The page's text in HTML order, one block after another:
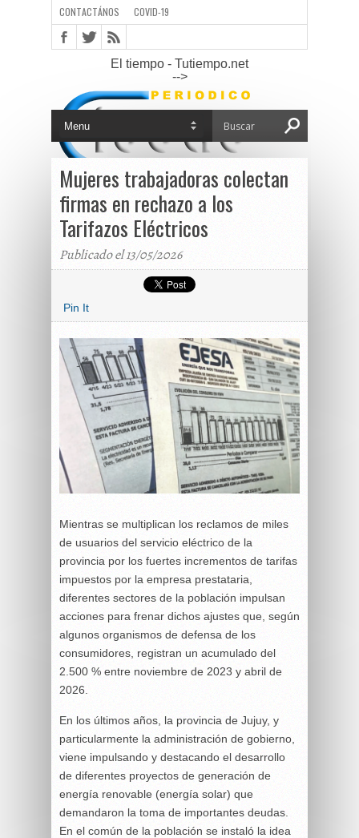
CONTACTÁNOS COVID-19
El tiempo - Tutiempo.net
-->
Mujeres trabajadoras colectan
firmas en rechazo a los
Tarifazos Eléctricos
Publicado el 13/05/2026
Pin It
Mientras se multiplican los reclamos de miles
de usuarios del servicio eléctrico de la
provincia por los fuertes incrementos de tarifas
impuestos por la empresa prestataria,
diferentes sectores de la población impulsan
acciones para frenar dichos ajustes que, según
algunos organismos de defensa de los
consumidores, registran un acumulado del
2.500 % entre noviembre de 2023 y abril de
2026.
En los últimos años, la provincia de Jujuy, y
particularmente la administración de gobierno,
viene impulsando y destacando el desarrollo
de diferentes proyectos de generación de
energía renovable (energía solar) que
demandaron la toma de importantes deudas.
En el común de la población se instaló la idea